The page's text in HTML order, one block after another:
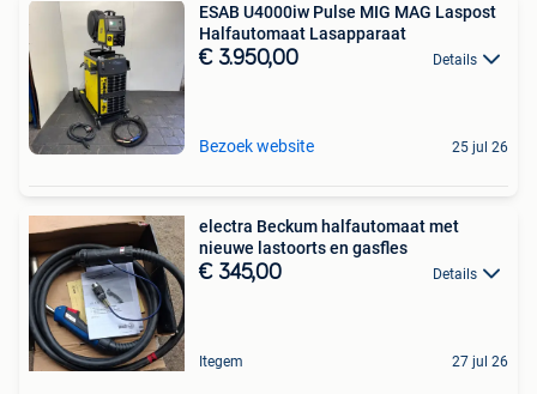
ESAB U4000iw Pulse MIG MAG Laspost
Halfautomaat Lasapparaat
€ 3.950,00 Details
Bezoek website 25 jul 26
electra Beckum halfautomaat met
nieuwe lastoorts en gasfles
€ 345,00 Details
Itegem 27 jul 26